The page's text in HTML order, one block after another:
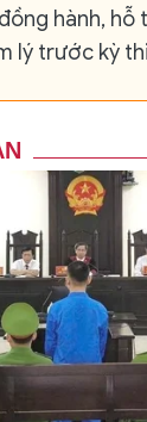
hành, hỗ
lý trước kỳ